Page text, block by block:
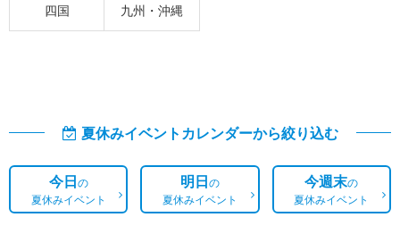
四国 九州・沖縄
夏休みイベントカレンダーから絞り込む
今日の
夏休みイベント
明日の
夏休みイベント
今週末の
夏休みイベント